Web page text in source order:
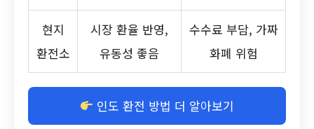
현지
환전소
시장 환율 반영,
유동성 좋음
수수료 부담, 가짜
화폐 위험
인도 환전 방법 더 알아보기